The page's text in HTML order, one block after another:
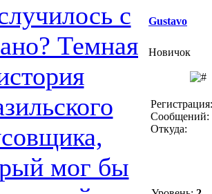
с
Темная
мог бы
Gustavo
Новичок
Сообщений:
Откуда: